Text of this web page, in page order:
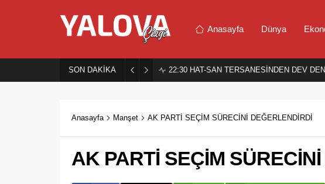
Anasayfa Dünya
SON DAKİKA 22:30 HAT-SAN TERSANESİNDEN DEV
Anasayfa Manşet AK PARTİ SEÇİM SÜRECİNİ DEĞERLENDİRDİ
AK PARTİ SEÇİM